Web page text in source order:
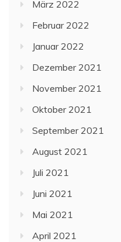
März 2022
Februar 2022
Januar 2022
Dezember 2021
November 2021
Oktober 2021
September 2021
August 2021
Juli 2021
Juni 2021
Mai 2021
April 2021